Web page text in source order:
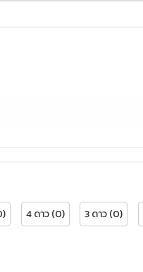
4 ดาว (0) 3 ดาว (0)